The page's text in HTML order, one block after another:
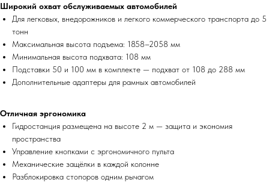
Широкий охват обслуживаемых автомобилей
Для легковых, внедорожников и легкого коммерческого транспорта до 5
тонн
Максимальная высота подъема: 1858–2058 мм
Минимальная высота подхвата: 108 мм
Подставки 50 и 100 мм в комплекте — подхват от 108 до 288 мм
Дополнительные адаптеры для рамных автомобилей
Отличная эргономика
Гидростанция размещена на высоте 2 м — защита и экономия
пространства
Управление кнопками с эргономичного пульта
Механические защёлки в каждой колонне
Разблокировка стопоров одним рычагом